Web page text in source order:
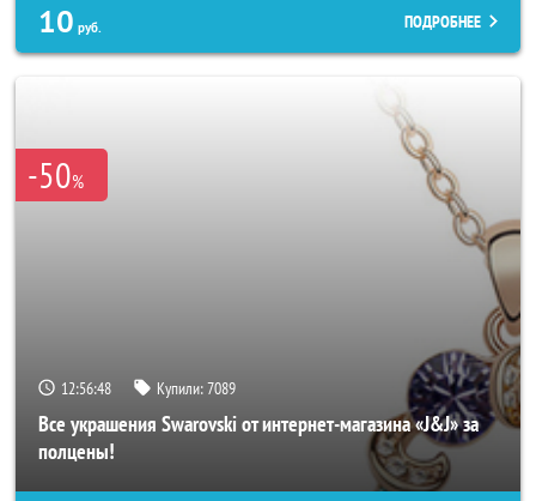
10 руб. ПОДРОБНЕЕ
-50%
12:56:44 Купили:7089
Все украшения Swarovski от интернет-магазина «J&J» за
полцены!